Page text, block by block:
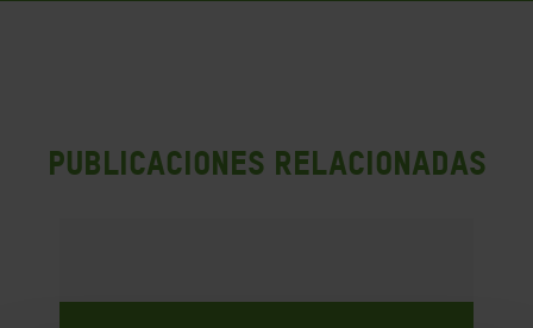
PUBLICACIONES RELACIONADAS